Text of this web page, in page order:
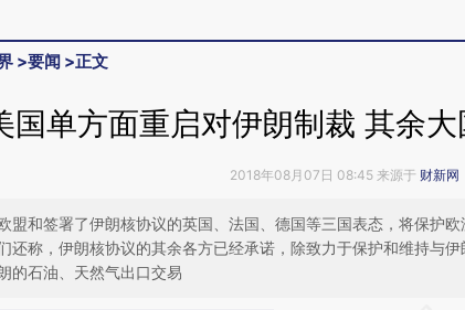
>要闻 >正文
国单方面重启对伊朗制裁 其余
2018年08月07日 08:45 来源于 财新网
盟和签署了伊朗核协议的英国、法国、德国等三国表态，将保护
还称，伊朗核协议的其余各方已经承诺，除致力于保护和维持与
的石油、天然气出口交易